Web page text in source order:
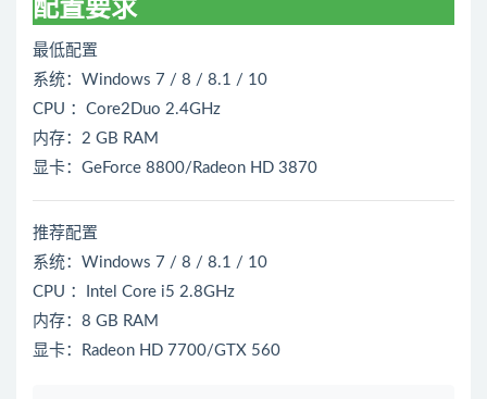
配置要求
最低配置
系统：Windows 7 / 8 / 8.1 / 10
CPU ：Core2Duo 2.4GHz
内存：2 GB RAM
显卡：GeForce 8800/Radeon HD 3870
推荐配置
系统：Windows 7 / 8 / 8.1 / 10
CPU ：Intel Core i5 2.8GHz
内存：8 GB RAM
显卡：Radeon HD 7700/GTX 560